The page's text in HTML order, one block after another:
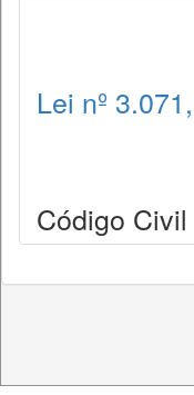
Lei nº
Código